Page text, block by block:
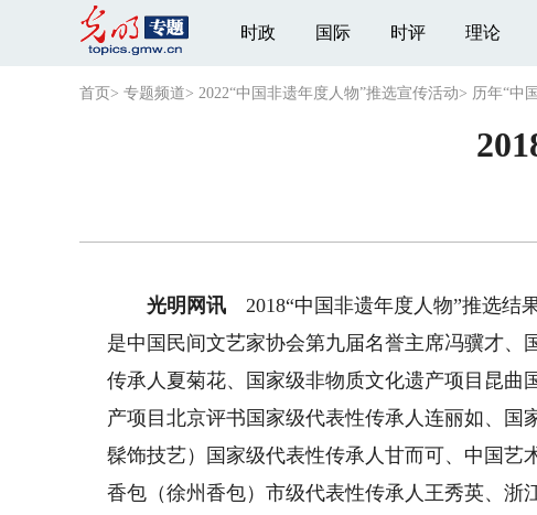
时政 国际 时评 理论
首页 > 专题频道> 2022“中国非遗年度人物”推选宣传活动> 历年“中
光明网讯 2018“中国非遗年度人物”推选结
是中国民间文艺家协会第九届名誉主席冯骥才
传承人夏菊花、国家级非物质文化遗产项目昆
产项目北京评书国家级代表性传承人连丽如、
髹饰技艺）国家级代表性传承人甘而可、中国艺
香包（徐州香包）市级代表性传承人王秀英、